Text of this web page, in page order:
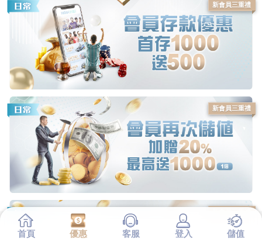
新會員三重禮
新會員三重禮
首頁 優惠 客服 登入 儲值